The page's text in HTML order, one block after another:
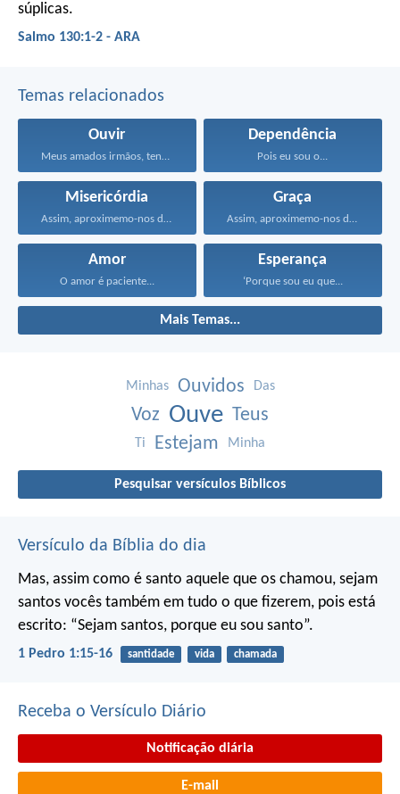
súplicas.
Salmo 130:1-2 - ARA
Temas relacionados
Ouvir
Meus amados irmãos, tenham...
Dependência
Pois eu sou o...
Misericórdia
Assim, aproximemo-nos do trono...
Graça
Assim, aproximemo-nos do trono...
Amor
O amor é paciente...
Esperança
‘Porque sou eu que...
Mais Temas...
Minhas Ouvidos Das
Voz Ouve Teus
Ti Estejam Minha
Pesquisar versículos Bíblicos
Versículo da Bíblia do dia
Mas, assim como é santo aquele que os chamou, sejam
santos vocês também em tudo o que fizerem, pois está
escrito: “Sejam santos, porque eu sou santo”.
1 Pedro 1:15-16 santidade vida chamada
Receba o Versículo Diário
Notificação diária
E-mail